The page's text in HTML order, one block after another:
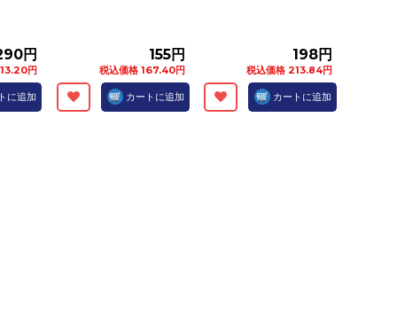
円
円
に追加
155円
税込価格 167.40円
カートに追加
198円
税込価格 213.84円
カートに追加